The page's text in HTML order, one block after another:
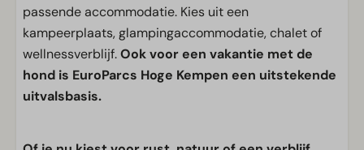
passende accommodatie. Kies uit een
kampeerplaats, glampingaccommodatie, chalet of
wellnessverblijf.Ook voor een vakantie met de
hond is EuroParcs Hoge Kempen een uitstekende
uitvalsbasis.